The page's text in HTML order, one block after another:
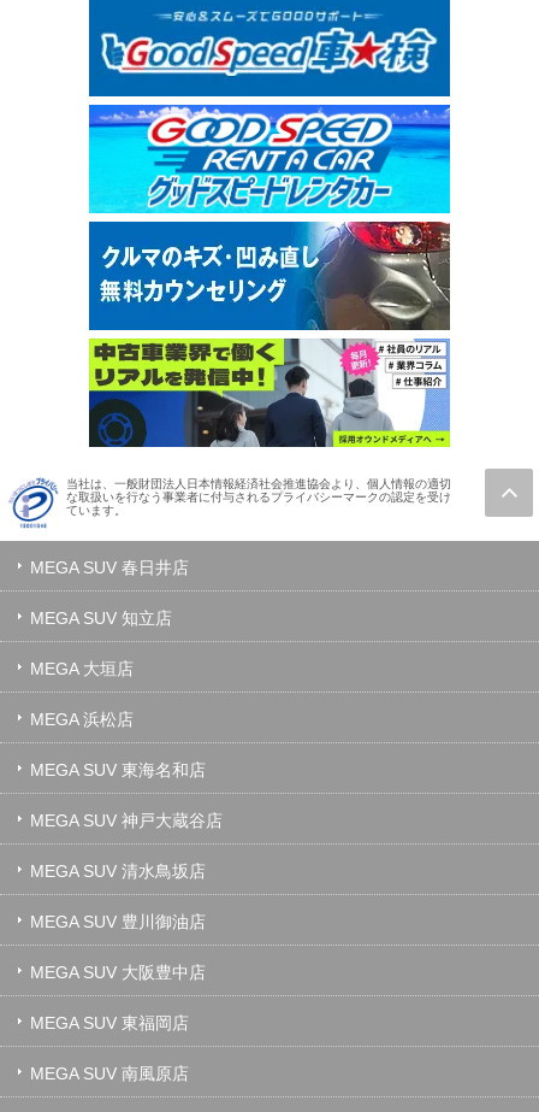
当社は、一般財団法人日本情報経済社会推進協会より、個人情報の適切
な取扱いを行なう事業者に付与されるプライバシーマークの認定を受け
ています。
MEGA SUV 春日井店
MEGA SUV 知立店
MEGA 大垣店
MEGA 浜松店
MEGA SUV 東海名和店
MEGA SUV 神戸大蔵谷店
MEGA SUV 清水鳥坂店
MEGA SUV 豊川御油店
MEGA SUV 大阪豊中店
MEGA SUV 東福岡店
MEGA SUV 南風原店